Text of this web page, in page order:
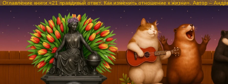
Оглавление книги «21 правдивый ответ. Как изменить отношение к жизни». Автор –